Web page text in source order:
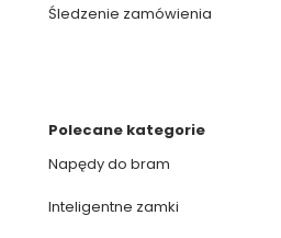
Śledzenie zamówienia
Polecane kategorie
Napędy do bram
Inteligentne zamki